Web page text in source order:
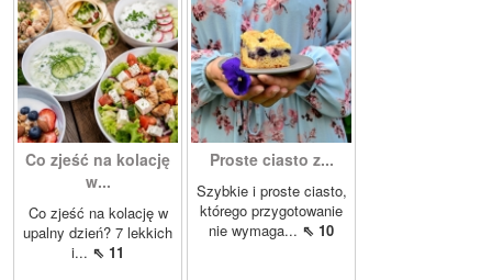
Co zjeść na kolację
w...
Co zjeść na kolację w
upalny dzień? 7 lekkich
i... ⇖ 11
Proste ciasto z...
Szybkie i proste ciasto,
którego przygotowanie
nie wymaga... ⇖ 10